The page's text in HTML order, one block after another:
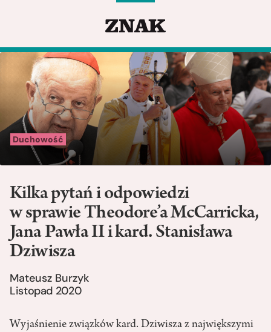
Duchowość
Kilka pytań i odpowiedzi
w sprawie Theodore’a McCarricka,
Jana Pawła II i kard. Stanisława
Dziwisza
Mateusz Burzyk
Listopad 2020
Wyjaśnienie związków kard. Dziwisza z największymi